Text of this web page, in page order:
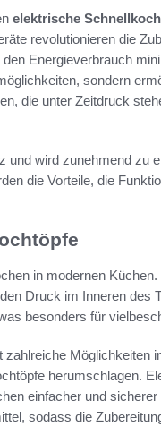
elektrische
revolutionieren die
Energieverbrauch
sondern
die unter Zeitdruck
wird zunehmend zu
die Vorteile, die
in modernen
Druck im Inneren des
besonders für
zahlreiche Möglichkeiten
herumschlagen.
einfacher und
sodass die